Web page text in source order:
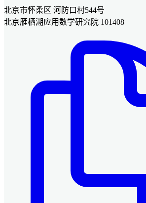
北京市怀柔区 河防口村544号
北京雁栖湖应用数学研究院 101408